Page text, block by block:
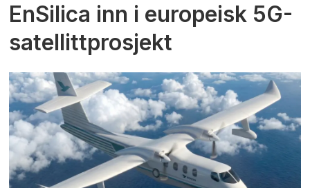
EnSilica inn i europeisk 5G-
satellittprosjekt